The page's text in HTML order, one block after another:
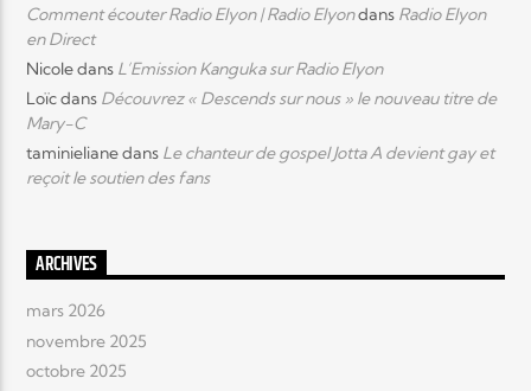
Comment écouter Radio Elyon | Radio Elyondans Radio Elyon
en Direct
Nicoledans L’Emission Kanguka sur Radio Elyon
Loïcdans Découvrez « Descends sur nous » le nouveau titre de
Mary-C
taminielianedans Le chanteur de gospel Jotta A devient gay et
reçoit le soutien des fans
ARCHIVES
mars 2026
novembre 2025
octobre 2025